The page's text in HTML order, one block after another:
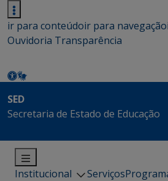
ir para conteúdoir para navegação
Ouvidoria Transparência
SED
Secretaria de Estado de Educação
Institucional Serviços